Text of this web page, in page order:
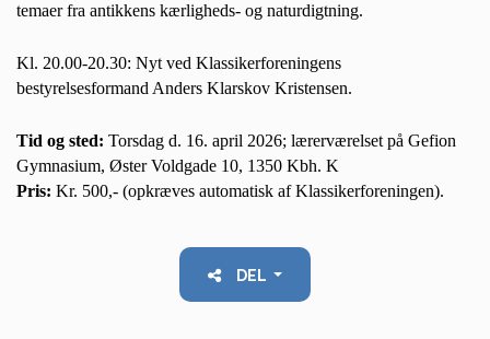
temaer fra antikkens kærligheds- og naturdigtning.
Kl. 20.00-20.30: Nyt ved Klassikerforeningens
bestyrelsesformand Anders Klarskov Kristensen.
Tid og sted: Torsdag d. 16. april 2026; lærerværelset på Gefion
Gymnasium, Øster Voldgade 10, 1350 Kbh. K
Pris: Kr. 500,- (opkræves automatisk af Klassikerforeningen).
DEL